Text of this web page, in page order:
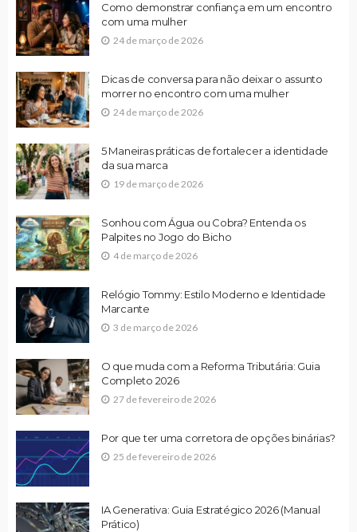
Como demonstrar confiança em um encontro
com uma mulher
24 de março de 2026
Dicas de conversa para não deixar o assunto
morrer no encontro com uma mulher
24 de março de 2026
5 Maneiras práticas de fortalecer a identidade
da sua marca
19 de março de 2026
Sonhou com Água ou Cobra? Entenda os
Palpites no Jogo do Bicho
4 de março de 2026
Relógio Tommy: Estilo Moderno e Identidade
Marcante
3 de março de 2026
O que muda com a Reforma Tributária: Guia
Completo 2026
27 de fevereiro de 2026
Por que ter uma corretora de opções binárias?
25 de fevereiro de 2026
IA Generativa: Guia Estratégico 2026 (Manual
Prático)